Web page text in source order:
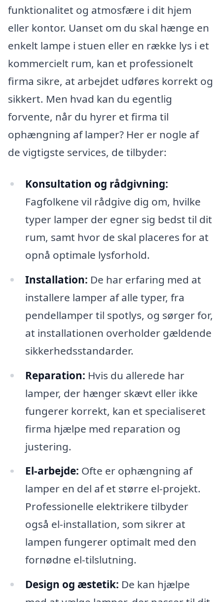
funktionalitet og atmosfære i dit hjem
eller kontor. Uanset om du skal hænge en
enkelt lampe i stuen eller en række lys i et
kommercielt rum, kan et professionelt
firma sikre, at arbejdet udføres korrekt og
sikkert. Men hvad kan du egentlig
forvente, når du hyrer et firma til
ophængning af lamper? Her er nogle af
de vigtigste services, de tilbyder:
Konsultation og rådgivning:
Fagfolkene vil rådgive dig om, hvilke
typer lamper der egner sig bedst til dit
rum, samt hvor de skal placeres for at
opnå optimale lysforhold.
Installation: De har erfaring med at
installere lamper af alle typer, fra
pendellamper til spotlys, og sørger for,
at installationen overholder gældende
sikkerhedsstandarder.
Reparation: Hvis du allerede har
lamper, der hænger skævt eller ikke
fungerer korrekt, kan et specialiseret
firma hjælpe med reparation og
justering.
El-arbejde: Ofte er ophængning af
lamper en del af et større el-projekt.
Professionelle elektrikere tilbyder
også el-installation, som sikrer at
lampen fungerer optimalt med den
fornødne el-tilslutning.
Design og æstetik: De kan hjælpe